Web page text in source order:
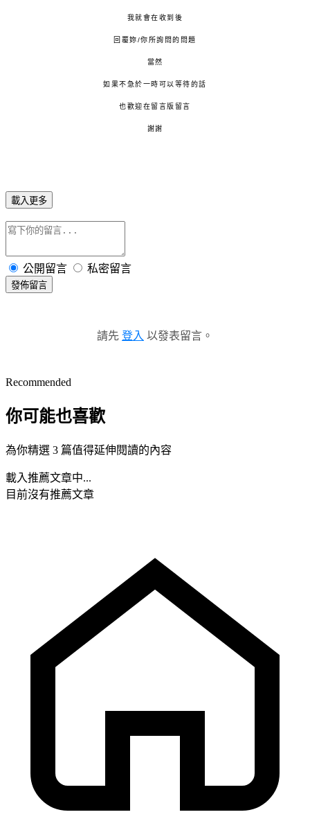
我就會在收到後
回覆妳/你所詢問的問題
當然
如果不急於一時可以等待的話
也歡迎在留言版留言
謝謝
載入更多
公開留言 私密留言
發佈留言
請先 登入 以發表留言。
Recommended
你可能也喜歡
為你精選 3 篇值得延伸閱讀的內容
載入推薦文章中...
目前沒有推薦文章